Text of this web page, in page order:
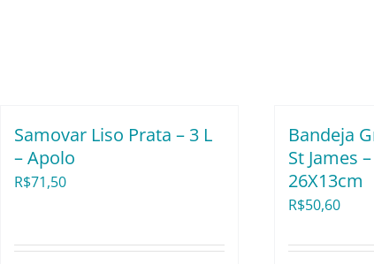
Samovar Liso Prata – 3 L
– Apolo
R$71,50
Bandeja
St James
26X13cm
R$50,60